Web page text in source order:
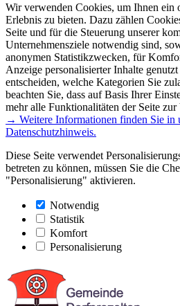
Wir verwenden Cookies, um Ihnen ein
Erlebnis zu bieten. Dazu zählen
Seite und für die Steuerung unserer
Unternehmensziele notwendig sind,
anonymen Statistikzwecken, für
Anzeige personalisierter Inhalte
entscheiden, welche Kategorien Sie
beachten Sie, dass auf Basis Ihrer
mehr alle Funktionalitäten der Seite zur
→ Weitere Informationen finden Sie in
Datenschutzhinweis.
Diese Seite verwendet
betreten zu können, müssen Sie die
"Personalisierung" aktivieren.
Notwendig
Statistik
Komfort
Personalisierung